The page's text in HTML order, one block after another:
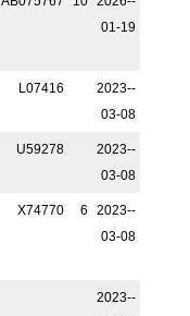
01-19
L07416
2023-­
03-08
U59278
2023-­
03-08
X74770 6
2023-­
03-08
2023-­